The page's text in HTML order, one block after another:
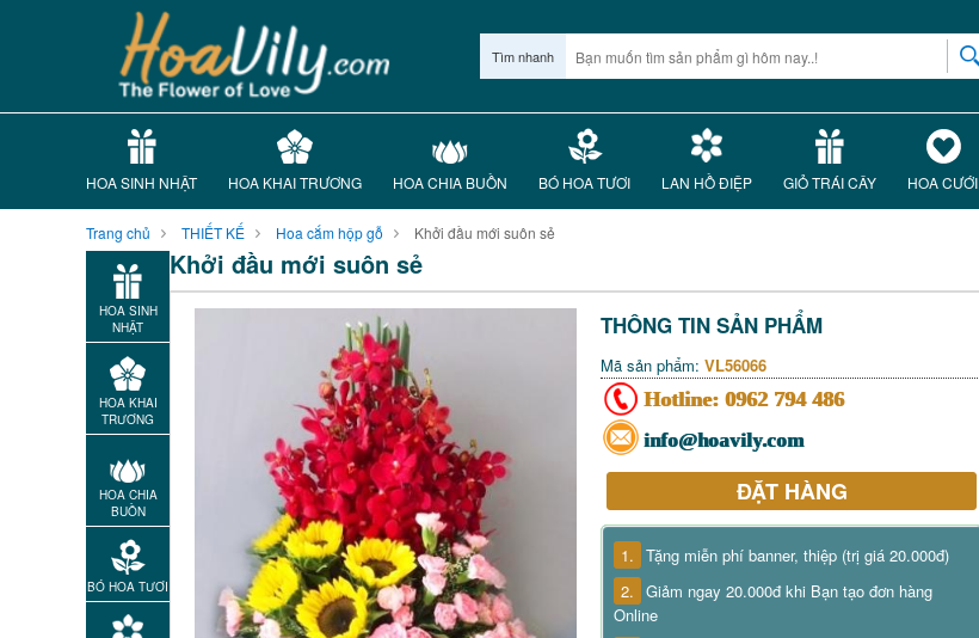
Tìm nhanh
HOA SINH NHẬT HOA KHAI TRƯƠNG HOA CHIA BUỒN BÓ HOA TƯƠI LAN HỒ ĐIỆP GIỎ TRÁI CÂY HOA CƯỚI
Trang chủ THIẾT KẾ Hoa cắm hộp gỗ Khởi đầu mới suôn sẻ
HOA SINH
NHẬT
HOA KHAI
TRƯƠNG
HOA CHIA
BUỒN
BÓ HOA TƯƠI
Khởi đầu mới suôn sẻ
THÔNG TIN SẢN PHẨM
Mã sản phẩm: VL56066
Hotline: 0962 794 486
info@hoavily.com
ĐẶT HÀNG
1. Tặng miễn phí banner, thiệp (trị giá 20.000đ)
2. Giảm ngay 20.000đ khi Bạn tạo đơn hàng
Online